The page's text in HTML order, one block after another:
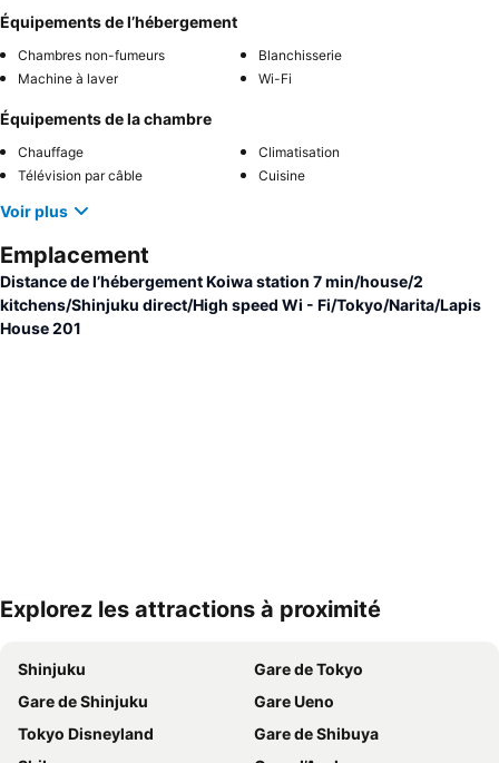
Équipements de l’hébergement
Chambres non-fumeurs
Blanchisserie
Machine à laver
Wi-Fi
Équipements de la chambre
Chauffage
Climatisation
Télévision par câble
Cuisine
Voir plus
Emplacement
Distance de l’hébergement Koiwa station 7 min/house/2
kitchens/Shinjuku direct/High speed Wi - Fi/Tokyo/Narita/Lapis
House 201
Explorez les attractions à proximité
Shinjuku
Gare de Tokyo
Gare de Shinjuku
Gare Ueno
Tokyo Disneyland
Gare de Shibuya